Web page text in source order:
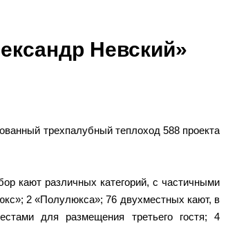
Невский»
трехпалубный теплоход 588 проекта
кают различных категорий, с частичными
2 «Полулюкса»; 76 двухместных кают, в
для размещения третьего гостя; 4